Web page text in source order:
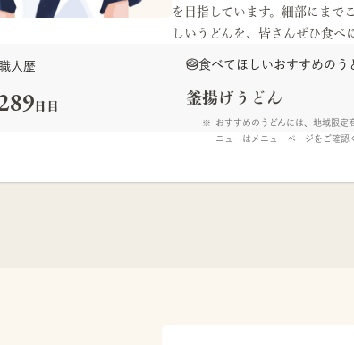
を目指しています。細部にまで
しいうどんを、皆さんぜひ食べ
人歴
日目
食べてほしいおすすめのう
釜揚げうどん
おすすめのうどんには、地域限定
ニューはメニューページをご確認